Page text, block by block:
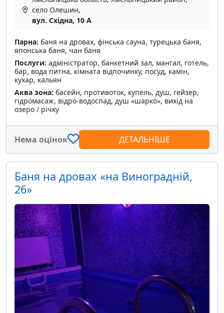
село Олешин,
вул. Східна, 10 А
Парна: баня на дровах, фінська сауна, турецька баня,
японська баня, чан баня
Послуги: адміністратор, банкетний зал, мангал, готель,
бар, вода питна, кімната відпочинку, посуд, камін,
кухар, кальян
Аква зона: басейн, противоток, купель, душ, гейзер,
гідромасаж, відро-водоспад, душ «шарко», вихід на
озеро / річку
Нема оцінок ДЕТАЛЬНІШЕ
Баня на дровах «на Виноградній,
26»